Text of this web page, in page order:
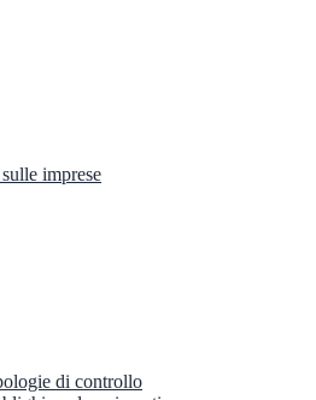
imprese
di controllo